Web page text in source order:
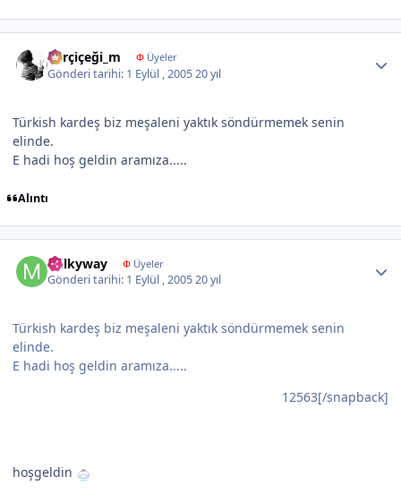
karçiçeği_m ΦÜyeler
Gönderi tarihi: 1 Eylül , 200520 yıl
Türkish kardeş biz meşaleni yaktık söndürmemek senin
elinde.
E hadi hoş geldin aramıza.....
Alıntı
milkyway ΦÜyeler
Gönderi tarihi: 1 Eylül , 200520 yıl
Türkish kardeş biz meşaleni yaktık söndürmemek senin
elinde.
E hadi hoş geldin aramıza.....
12563[/snapback]
hoşgeldin